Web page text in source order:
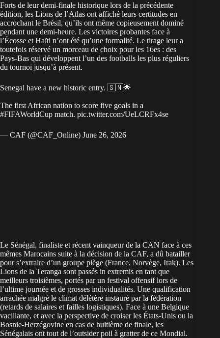
Forts de leur demi-finale historique lors de la précédente
édition, les Lions de l’Atlas ont affiché leurs certitudes en
accrochant le Brésil, qu’ils ont même copieusement dominé
pendant une demi-heure. Les victoires probantes face à
l’Écosse et Haïti n’ont été qu’une formalité. Le tirage leur a
toutefois réservé un morceau de choix pour les 16es : des
Pays-Bas qui développent l’un des footballs les plus réguliers
du tournoi jusqu’à présent.
Senegal have a new historic entry. 🇸🇳🌟
The first African nation to score five goals in a
#FIFAWorldCup match. pic.twitter.com/UeLCRFx4se
— CAF (@CAF_Online) June 26, 2026
Le Sénégal, finaliste et récent vainqueur de la CAN face à ces
mêmes Marocains suite à la décision de la CAF, a dû batailler
pour s’extraire d’un groupe piège (France, Norvège, Irak). Les
Lions de la Teranga sont passés in extremis en tant que
meilleurs troisièmes, portés par un festival offensif lors de
l’ultime journée et de grosses individualités. Une qualification
arrachée malgré le climat délétère instauré par la fédération
(retards de salaires et failles logistiques). Face à une Belgique
vacillante, et avec la perspective de croiser les États-Unis ou la
Bosnie-Herzégovine en cas de huitième de finale, les
Sénégalais ont tout de l’outsider poil à gratter de ce Mondial.